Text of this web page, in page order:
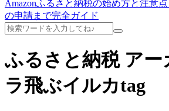
Amazonふるさと納税の始め方と注意
の申請まで完全ガイド
ふるさと納税 アー
ラ飛ぶイルカtag